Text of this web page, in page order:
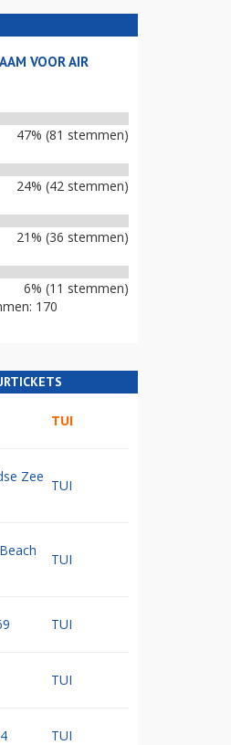
VOOR AIR
47% (81 stemmen)
24% (42 stemmen)
21% (36 stemmen)
6% (11 stemmen)
170
TUI
Zee
TUI
TUI
TUI
TUI
TUI